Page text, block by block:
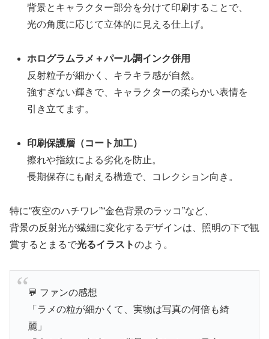
背景とキャラクター部分を分けて印刷することで、
光の角度に応じて立体的に見える仕上げ。
ホログラムラメ＋パール調インク併用
反射粒子が細かく、キラキラ感が自然。
強すぎない輝きで、キャラクターの柔らかい表情を
引き立てます。
印刷保護層（コート加工）
擦れや指紋による劣化を防止。
長期保存にも耐える構造で、コレクション向き。
特に“夜空のハチワレ”“金色背景のラッコ”など、
背景の反射光が繊細に変化するデザインは、照明の下で観
賞するとまるで光るイラストのよう。
💬 ファンの感想
「ラメの粒が細かくて、実物は写真の何倍も綺
麗」